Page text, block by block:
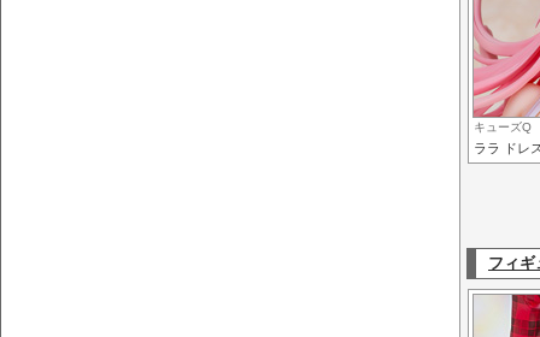
キューズQ
ララ ドレ
フィギ